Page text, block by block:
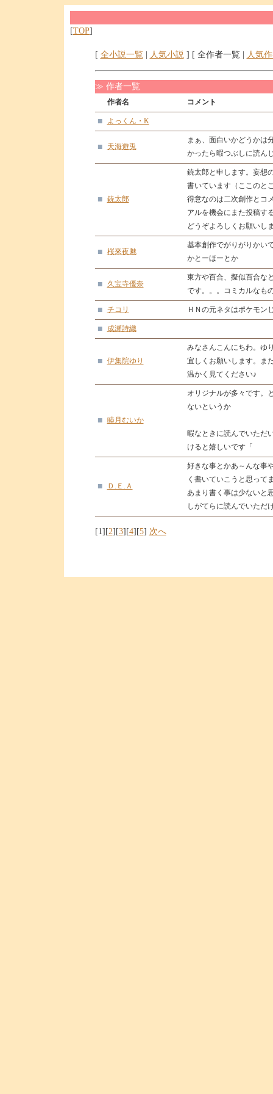
[TOP]
[ 全小説一覧| 人気小説] [ 全作者一覧 | 人気
≫ 作者一覧
作者名 コメント
■ よっくん・K
■ 天海遊兎
まぁ、面白いかどうかは
かったら暇つぶしに読ん
■ 銃太郎
銃太郎と申します。妄想
書いています（ここのと
得意なのは二次創作とコ
アルを機会にまた投稿す
どうぞよろしくお願いし
■ 桜來夜魅
基本創作でがりがりかい
かとーほーとか
■ 久宝寺優奈
東方や百合、擬似百合な
です。。。コミカルなも
■ チコリ ＨＮの元ネタはポケモン
■ 成瀬詩織
■ 伊集院ゆり
みなさんこんにちわ。ゆ
宜しくお願いします。ま
温かく見てください♪
■ 睦月むいか
オリジナルが多々です。
ないというか
暇なときに読んでいただ
けると嬉しいです「
■ Ｄ.Ｅ.Ａ
好きな事とかあ～んな事
く書いていこうと思って
あまり書く事は少ないと
しがてらに読んでいただ
[1][2][3][4][5] 次へ